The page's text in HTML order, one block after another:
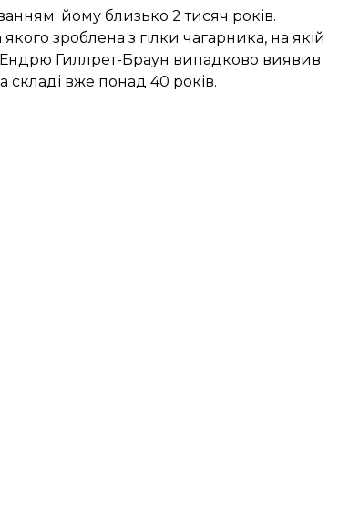
йому близько 2 тисяч років.
зроблена з гілки чагарника, на якій
Ендрю Гиллрет-Браун випадково виявив
складі вже понад 40 років.